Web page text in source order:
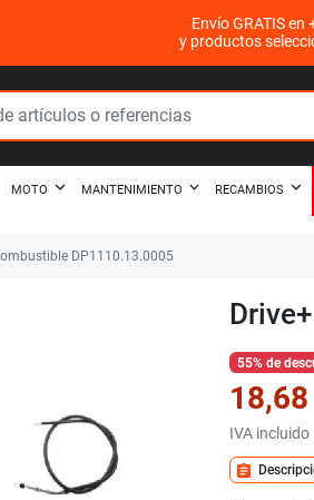
Envío GRATIS en
y productos
MOTO MANTENIMIENTO RECAMBIOS
DP1110.13.0005
55% de
IVA incluido
assignment